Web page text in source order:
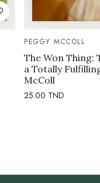
PEGGY MCCOLL
The Won Thing:
a Totally
McColl
25.00 TND